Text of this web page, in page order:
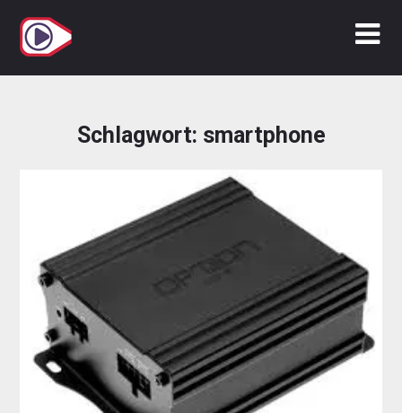
Inhalt
springen
Schlagwort: smartphone